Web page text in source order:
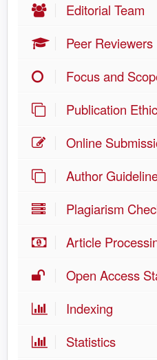
Editorial Team
Peer Reviewers
Focus and
Publication
Online
Author
Plagiarism
Article
Open Access
Indexing
Statistics